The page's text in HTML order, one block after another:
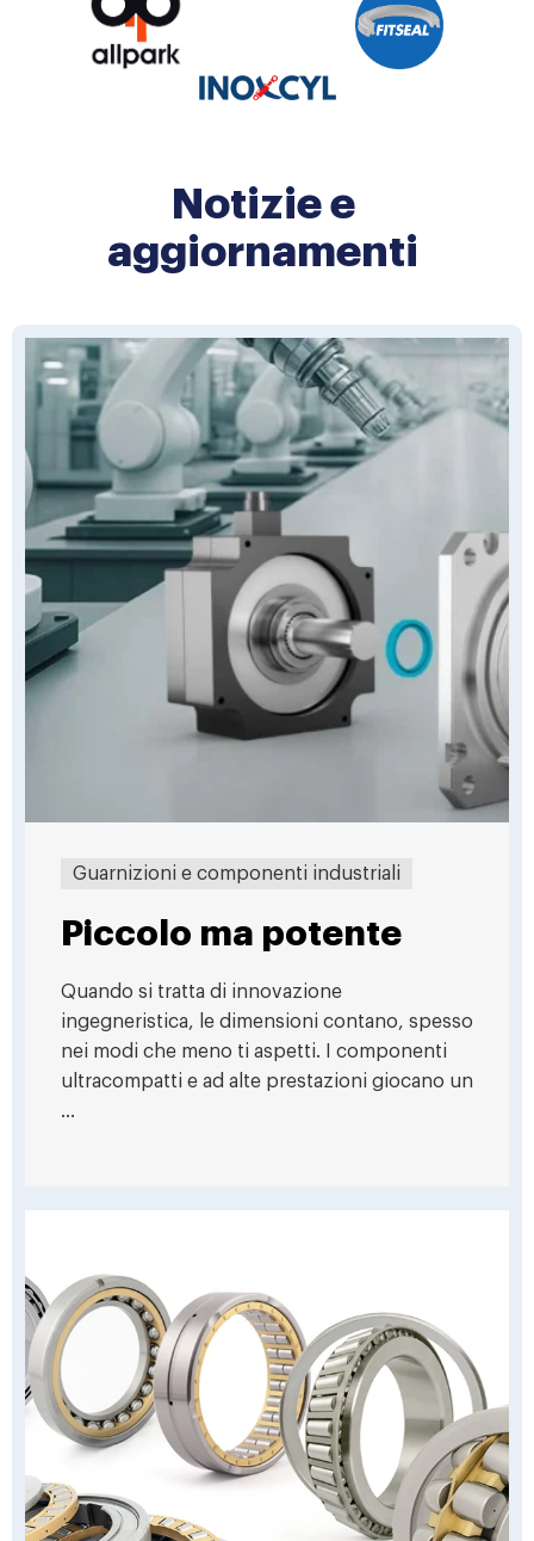
Notizie e
aggiornamenti
Guarnizioni e componenti industriali
Piccolo ma potente
Quando si tratta di innovazione
ingegneristica, le dimensioni contano, spesso
nei modi che meno ti aspetti. I componenti
ultracompatti e ad alte prestazioni giocano un
...